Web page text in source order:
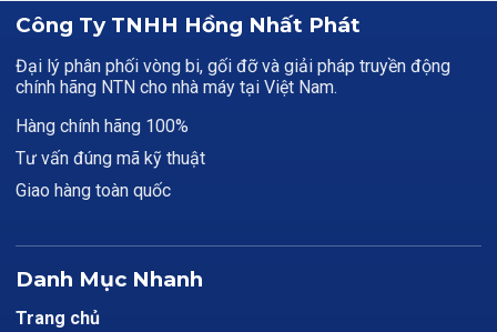
Công Ty TNHH Hồng Nhất Phát
Đại lý phân phối vòng bi, gối đỡ và giải pháp truyền động
chính hãng NTN cho nhà máy tại Việt Nam.
Hàng chính hãng 100%
Tư vấn đúng mã kỹ thuật
Giao hàng toàn quốc
Danh Mục Nhanh
Trang chủ